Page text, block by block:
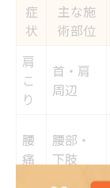
症
状
主な施
術部位
肩
こ
り
首・肩
周辺
腰
痛
腰部・
下肢